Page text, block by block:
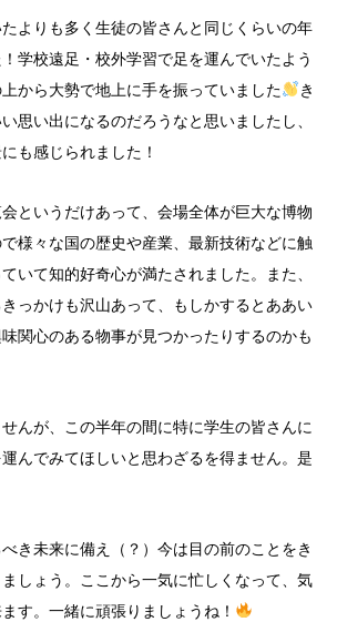
よりも多く生徒の皆さんと同じくらいの年
学校遠足・校外学習で足を運んでいたよう
から大勢で地上に手を振っていました
き
思い出になるのだろうなと思いましたし、
も感じられました！
というだけあって、会場全体が巨大な博物
様々な国の歴史や産業、最新技術などに触
いて知的好奇心が満たされました。また、
っかけも沢山あって、もしかするとああい
関心のある物事が見つかったりするのかも
んが、この半年の間に特に学生の皆さんに
んでみてほしいと思わざるを得ません。是
き未来に備え（？）今は目の前のことをき
しょう。ここから一気に忙しくなって、気
す。一緒に頑張りましょうね！